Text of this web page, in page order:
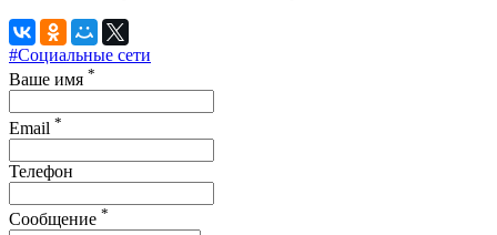
#Социальные сети
Ваше имя *
Email *
Телефон
Сообщение *